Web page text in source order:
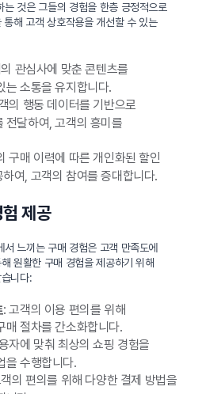
는 것은 그들의 경험을 한층 긍정적으로
해 고객 상호작용을 개선할 수 있는
관심사에 맞춘 콘텐츠를
는 소통을 유지합니다.
의 행동 데이터를 기반으로
전달하여, 고객의 흥미를
구매 이력에 따른 개인화된 할인
여, 고객의 참여를 증대합니다.
제공
서 느끼는 구매 경험은 고객 만족도에
원활한 구매 경험을 제공하기 위해
니다:
: 고객의 이용 편의를 위해
매 절차를 간소화합니다.
자에 맞춰 최상의 쇼핑 경험을
을 수행합니다.
의 편의를 위해 다양한 결제 방법을